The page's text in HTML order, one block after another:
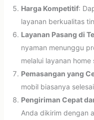
Harga Kompetitif:
layanan berkualitas
Layanan Pasang di
nyaman menunggu
melalui layanan home
Pemasangan yang
mobil biasanya
Pengiriman Cepat
Anda dikirim dengan